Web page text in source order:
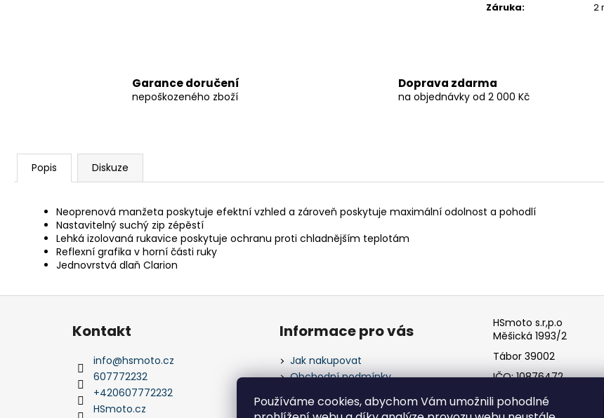
Používáme cookies, abychom Vám umožnili pohodlné
Záruka: 2
Garance doručení
nepoškozeného zboží
Doprava zdarma
na objednávky od 2 000 Kč
Popis Diskuze
Neoprenová manžeta poskytuje efektní vzhled a zároveň poskytuje maximální odolnost a pohodlí
Nastavitelný suchý zip zépěstí
Lehká izolovaná rukavice poskytuje ochranu proti chladnějším teplotám
Reflexní grafika v horní části ruky
Jednovrstvá dlaň Clarion
Kontakt
info@hsmoto.cz
607772232
+420607772232
HSmoto.cz
Informace pro vás
Jak nakupovat
Obchodní podmínky
Podmínky ochrany osobních
údajů
HSmoto s.r,p.o
Měšická 1993/2
Tábor 39002
IČO: 10876472